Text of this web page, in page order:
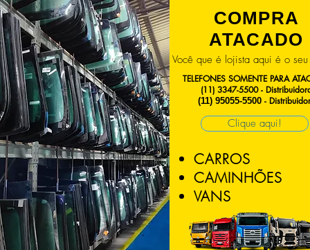
COMPRA
ATACADO
Você que é lojista aqui é o
TELEFONES SOMENTE PARA
(11) 3347-5500 -
(11) 95055-5500-
Clique aqui!
CARROS
CAMINHÕES
VANS